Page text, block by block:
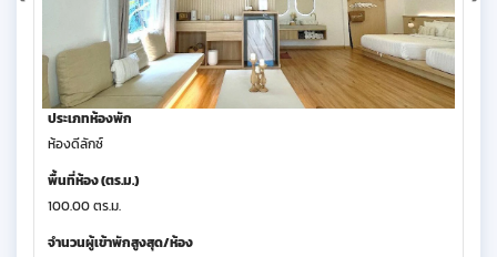
ประเภทห้องพัก
ห้องดีลักซ์
พื้นที่ห้อง (ตร.ม.)
100.00 ตร.ม.
จำนวนผู้เข้าพักสูงสุด/ห้อง